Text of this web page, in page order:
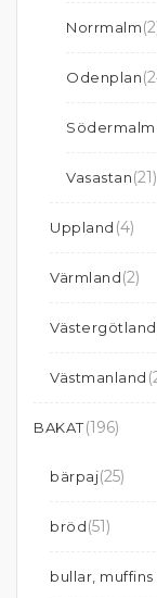
Norrmalm
Odenplan
Södermalm
Vasastan(21)
Uppland (4)
Värmland(2)
Västergötland
Västmanland
BAKAT(196)
bärpaj(25)
bröd(51)
bullar,